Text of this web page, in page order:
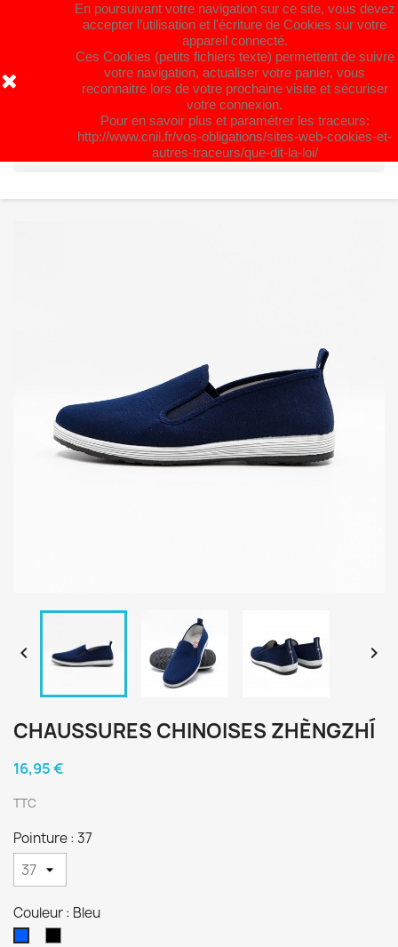
En poursuivant votre navigation sur ce site, vous devez
accepter l’utilisation et l'écriture de Cookies sur votre
appareil connecté.
Ces Cookies (petits fichiers texte) permettent de suivre
votre navigation, actualiser votre panier, vous
reconnaitre lors de votre prochaine visite et sécuriser
votre connexion.
Pour en savoir plus et paramétrer les traceurs:
http://www.cnil.fr/vos-obligations/sites-web-cookies-et-
autres-traceurs/que-dit-la-loi/
Fermeture estivale du 31 juillet au 26
août. Bel été à Tous !
shopping_cart (0)

 
CHAUSSURES CHINOISES ZHÈNGZHÍ
16,95 €
TTC
Pointure : 37
Couleur : Bleu